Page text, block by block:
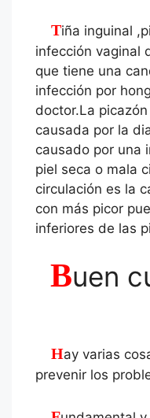
Tiña inguinal ,pie de atleta, tiña e
infección vaginal
que tiene una
infección por
doctor.La
causada por la
causado por una
piel seca o mala
circulación es la
con más picor
inferiores de las
Buen
Hay varias cosas que puede hacer para
prevenir los